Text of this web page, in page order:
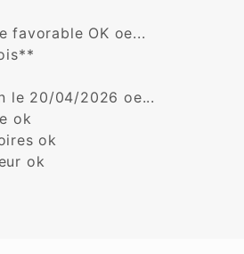
favorable OK oe...
le 20/04/2026 oe...
ok
ok
ok